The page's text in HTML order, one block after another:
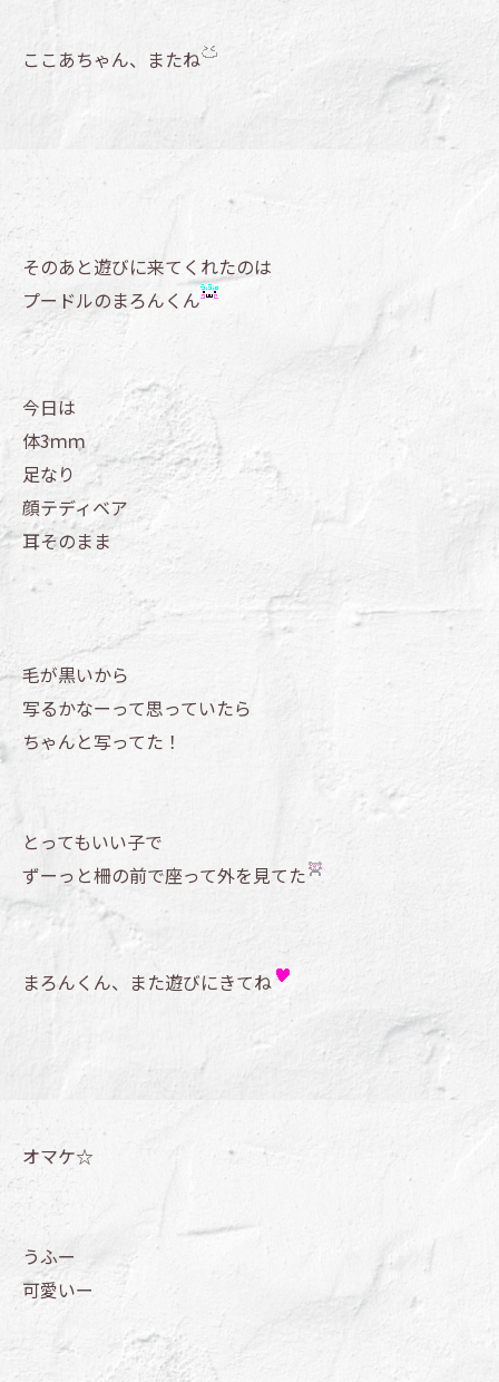
ここあちゃん、またね
そのあと遊びに来てくれたのは
プードルのまろんくん
今日は
体3ｍｍ
足なり
顔テディベア
耳そのまま
毛が黒いから
写るかなーって思っていたら
ちゃんと写ってた！
とってもいい子で
ずーっと柵の前で座って外を見てた
まろんくん、また遊びにきてね
オマケ☆
うふー
可愛いー